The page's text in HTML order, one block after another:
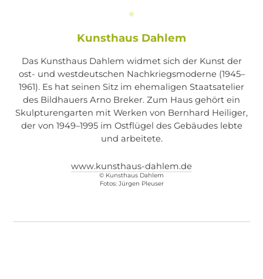
Kunsthaus Dahlem
Das Kunsthaus Dahlem widmet sich der Kunst der
ost- und westdeutschen Nachkriegsmoderne (1945–
1961). Es hat seinen Sitz im ehemaligen Staatsatelier
des Bildhauers Arno Breker. Zum Haus gehört ein
Skulpturengarten mit Werken von Bernhard Heiliger,
der von 1949–1995 im Ostflügel des Gebäudes lebte
und arbeitete.
www.kunsthaus-dahlem.de
© Kunsthaus Dahlem
Fotos: Jürgen Pleuser